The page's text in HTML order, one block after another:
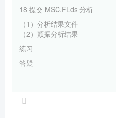
18 提交 MSC.FLds 分析
（1）分析结果文件
（2）颤振分析结果
练习
答疑